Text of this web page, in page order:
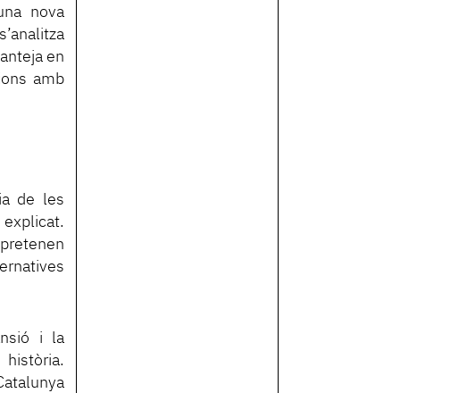
nova
en
amb
de les
explicat.
i la